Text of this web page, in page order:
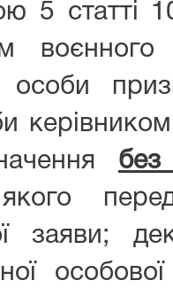
5 статті
воєнного
особи
без
якого
заяви;